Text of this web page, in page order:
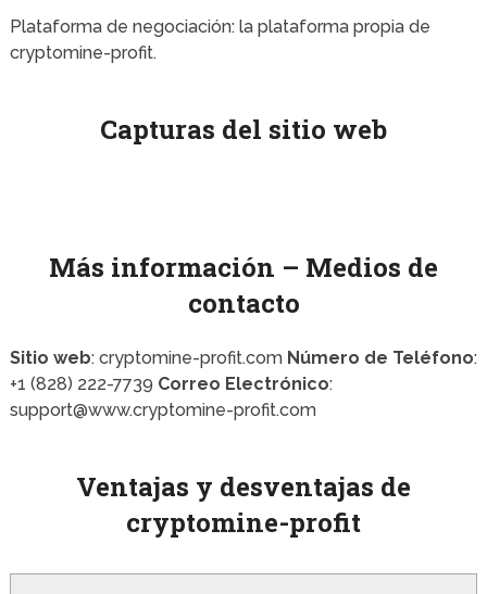
Plataforma de negociación: la plataforma propia de
cryptomine-profit.
Capturas del sitio web
Más información – Medios de
contacto
Sitio web: cryptomine-profit.com Número de Teléfono:
+1 (828) 222-7739 Correo Electrónico:
support@www.cryptomine-profit.com
Ventajas y desventajas de
cryptomine-profit